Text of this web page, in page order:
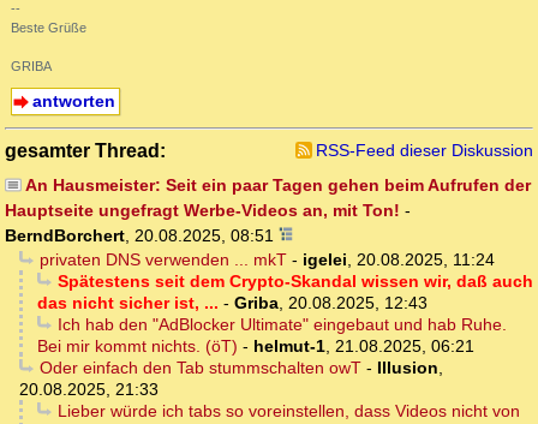
--
Beste Grüße
GRIBA
antworten
gesamter Thread:
RSS-Feed dieser Diskussion
An Hausmeister: Seit ein paar Tagen gehen beim Aufrufen der
Hauptseite ungefragt Werbe-Videos an, mit Ton! -
BerndBorchert, 20.08.2025, 08:51
privaten DNS verwenden ... mkT- igelei, 20.08.2025, 11:24
Spätestens seit dem Crypto-Skandal wissen wir, daß auch
das nicht sicher ist, ... - Griba, 20.08.2025, 12:43
Ich hab den "AdBlocker Ultimate" eingebaut und hab Ruhe.
Bei mir kommt nichts. (öT) - helmut-1, 21.08.2025, 06:21
Oder einfach den Tab stummschalten owT- Illusion,
20.08.2025, 21:33
Lieber würde ich tabs so voreinstellen, dass Videos nicht von